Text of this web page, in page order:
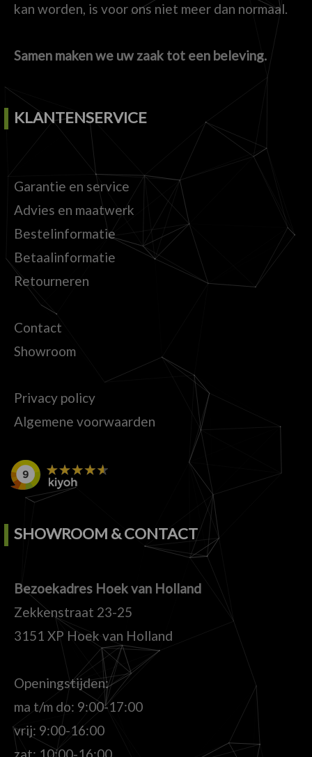
kan worden, is voor ons niet meer dan normaal.
Samen maken we uw zaak tot een beleving.
KLANTENSERVICE
Garantie en service
Advies en maatwerk
Bestelinformatie
Betaalinformatie
Retourneren
Contact
Showroom
Privacy policy
Algemene voorwaarden
SHOWROOM & CONTACT
Bezoekadres Hoek van Holland
Zekkenstraat 23-25
3151 XP Hoek van Holland
Openingstijden:
ma t/m do: 9:00-17:00
vrij: 9:00-16:00
zat: 10:00-16:00